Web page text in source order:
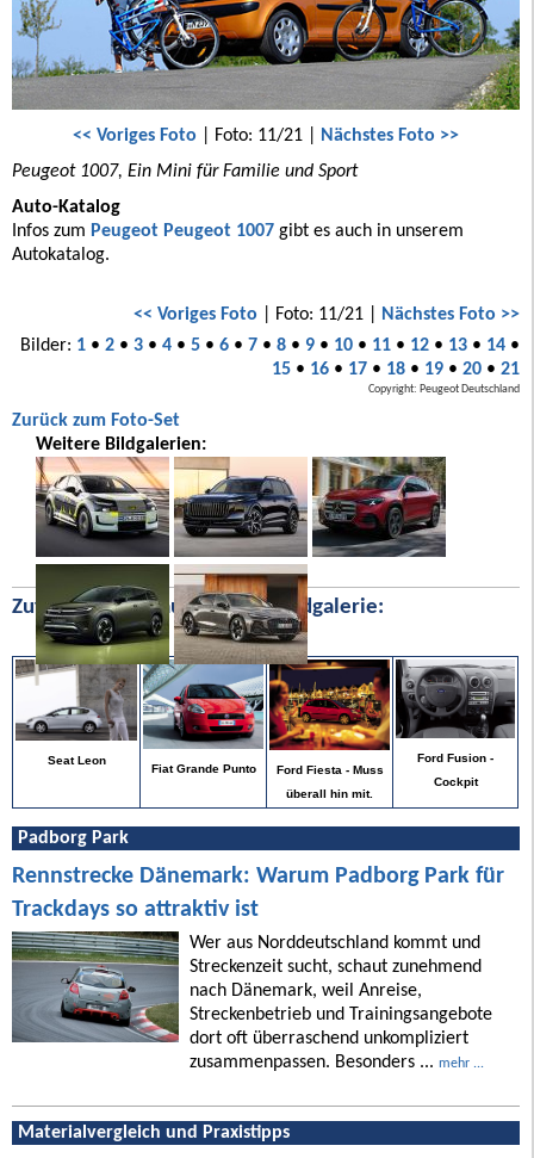
<< Voriges Foto | Foto: 11/21 |
Nächstes Foto >>
Peugeot 1007, Ein Mini für Familie und Sport
Auto-Katalog
Infos zum Peugeot Peugeot 1007 gibt es auch in unserem
Autokatalog.
<< Voriges Foto | Foto: 11/21 |
Nächstes Foto >>
Bilder: 1• 2• 3• 4• 5• 6• 7• 8• 9• 10• 11• 12• 13• 14•
15• 16• 17• 18• 19• 20• 21
Copyright: Peugeot Deutschland
Zurück zum Foto-Set
Weitere Bildgalerien:
Zufällige Bilder aus unserer Bildgalerie:
Seat Leon
Fiat Grande Punto
Ford Fiesta - Muss
überall hin mit.
Ford Fusion -
Cockpit
Padborg Park
Rennstrecke Dänemark: Warum Padborg Park für
Trackdays so attraktiv ist
Wer aus Norddeutschland kommt und
Streckenzeit sucht, schaut zunehmend
nach Dänemark, weil Anreise,
Streckenbetrieb und Trainingsangebote
dort oft überraschend unkompliziert
zusammenpassen. Besonders ... mehr ...
Materialvergleich und Praxistipps